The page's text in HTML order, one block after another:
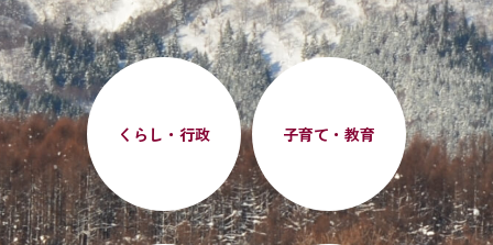
くらし・行政 子育て・教育